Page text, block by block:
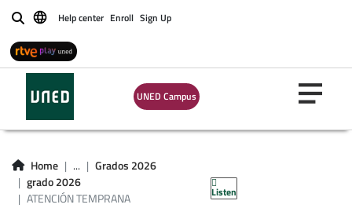
BuscarHelp center Enroll Sign Up
UNED Campus
Home ...
Grados 2026
grado 2026
ATENCIÓN TEMPRANA
Listen
ATENCIÓN
TEMPRANA